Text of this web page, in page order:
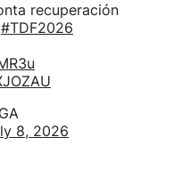
recuperación
#TDF2026
8, 2026